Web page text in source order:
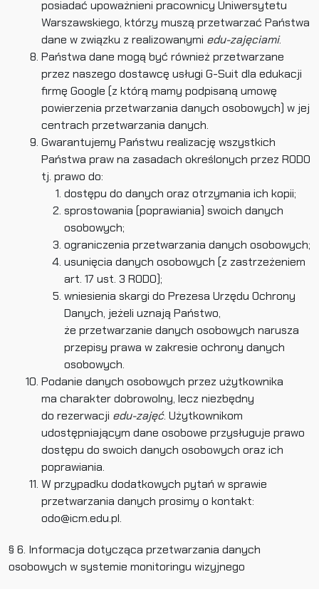
posiadać upoważnieni pracownicy Uniwersytetu
Warszawskiego, którzy muszą przetwarzać Państwa
dane w związku z realizowanymi edu-zajęciami.
Państwa dane mogą być również przetwarzane
przez naszego dostawcę usługi G-Suit dla edukacji
firmę Google (z którą mamy podpisaną umowę
powierzenia przetwarzania danych osobowych) w jej
centrach przetwarzania danych.
Gwarantujemy Państwu realizację wszystkich
Państwa praw na zasadach określonych przez RODO
tj. prawo do:
dostępu do danych oraz otrzymania ich kopii;
sprostowania (poprawiania) swoich danych
osobowych;
ograniczenia przetwarzania danych osobowych;
usunięcia danych osobowych (z zastrzeżeniem
art. 17 ust. 3 RODO);
wniesienia skargi do Prezesa Urzędu Ochrony
Danych, jeżeli uznają Państwo,
że przetwarzanie danych osobowych narusza
przepisy prawa w zakresie ochrony danych
osobowych.
Podanie danych osobowych przez użytkownika
ma charakter dobrowolny, lecz niezbędny
do rezerwacji edu-zajęć. Użytkownikom
udostępniającym dane osobowe przysługuje prawo
dostępu do swoich danych osobowych oraz ich
poprawiania.
W przypadku dodatkowych pytań w sprawie
przetwarzania danych prosimy o kontakt:
odo@icm.edu.pl.
§ 6. Informacja dotycząca przetwarzania danych
osobowych w systemie monitoringu wizyjnego